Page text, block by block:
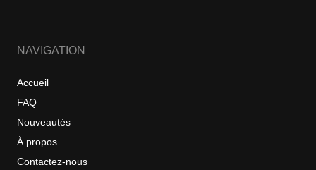
NAVIGATION
Accueil
FAQ
Nouveautés
À propos
Contactez-nous